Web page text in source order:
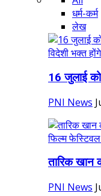
धर्म-कर्म
लेख
16 जुलाई
PNI News
तारिक खान
PNI News